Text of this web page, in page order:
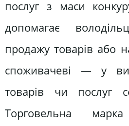
послуг з маси
допомагає
продажу товарів або
споживачеві — у
товарів чи послуг
Торговельна